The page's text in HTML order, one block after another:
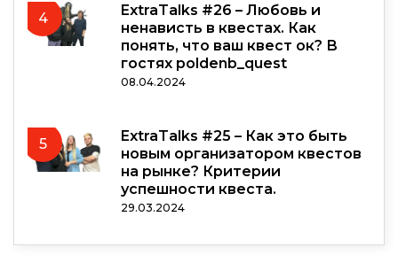
4
ExtraTalks #26 – Любовь и
ненависть в квестах. Как
понять, что ваш квест ок? В
гостях poldenb_quest
08.04.2024
5
ExtraTalks #25 – Как это быть
новым организатором квестов
на рынке? Критерии
успешности квеста.
29.03.2024